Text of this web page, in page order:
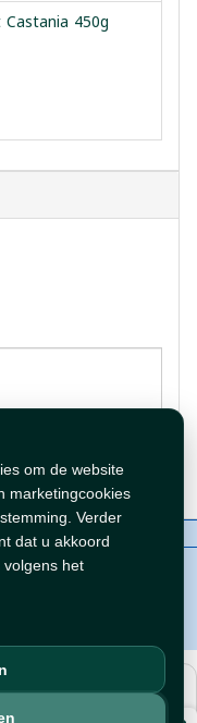
om de website
marketingcookies
Verder
dat u akkoord
het
450g
Beleid
WhatsAppen
2026
هذا متجر جملة. الأسعار